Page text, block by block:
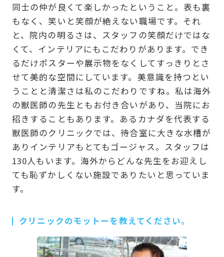
同士の仲が良くて楽しかったということ。表も裏
もなく、笑いと笑顔が絶えない職場です。それ
と、院内の明るさは、スタッフの笑顔だけではな
くて、インテリアにもこだわりがあります。でき
るだけポスターや展示物をなくしてすっきりとさ
せて美的な空間にしています。美意識を持つとい
うことと清潔さは私のこだわりですね。私は海外
の獣医師の先生ともお付き合いがあり、当院にお
招きすることもあります。あるカナダを代表する
獣医師のクリニックでは、待合室に大きな水槽が
ありインテリアもとてもゴージャス。スタッフは
130人もいます。海外からどんな先生をお迎えし
ても恥ずかしくない施設でありたいと思っていま
す。
クリニックのモットーを教えてください。